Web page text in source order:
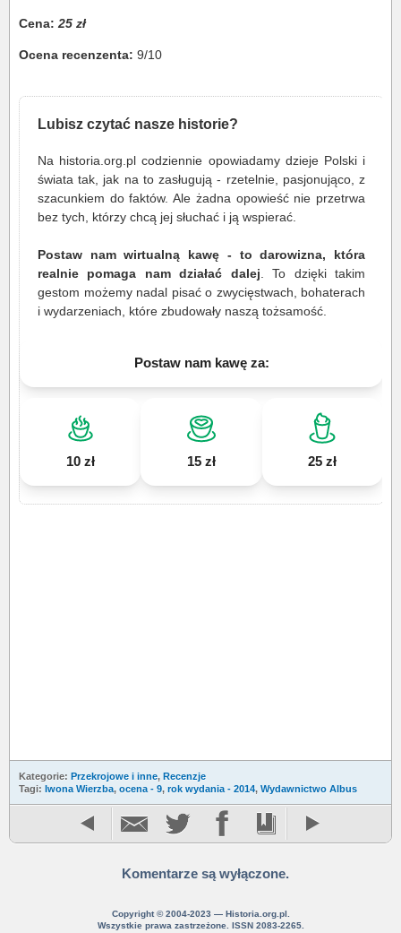
Cena: 25 zł
Ocena recenzenta: 9/10
Lubisz czytać nasze historie?
Na historia.org.pl codziennie opowiadamy dzieje Polski i
świata tak, jak na to zasługują - rzetelnie, pasjonująco, z
szacunkiem do faktów. Ale żadna opowieść nie przetrwa
bez tych, którzy chcą jej słuchać i ją wspierać.
Postaw nam wirtualną kawę - to darowizna, która
realnie pomaga nam działać dalej . To dzięki takim
gestom możemy nadal pisać o zwycięstwach, bohaterach
i wydarzeniach, które zbudowały naszą tożsamość.
Postaw nam kawę za:
10 zł 15 zł 25 zł
Kategorie: Przekrojowe i inne, Recenzje
Tagi: Iwona Wierzba, ocena - 9, rok wydania - 2014, Wydawnictwo Albus
Komentarze są wyłączone.
Copyright © 2004-2023 — Historia.org.pl.
Wszystkie prawa zastrzeżone. ISSN 2083-2265.